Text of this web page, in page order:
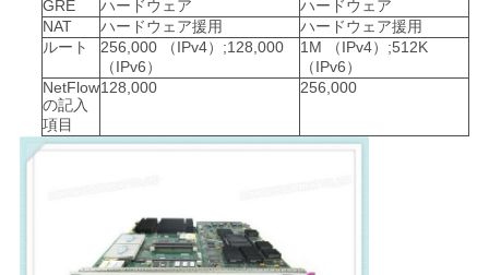
GRE
ハードウェア
ハードウェア
NAT
ハードウェア援用
ハードウェア援用
ルート
256,000 （IPv4）;128,000
（IPv6）
1M （IPv4）;512K
（IPv6）
NetFlow
の記入
項目
128,000 256,000